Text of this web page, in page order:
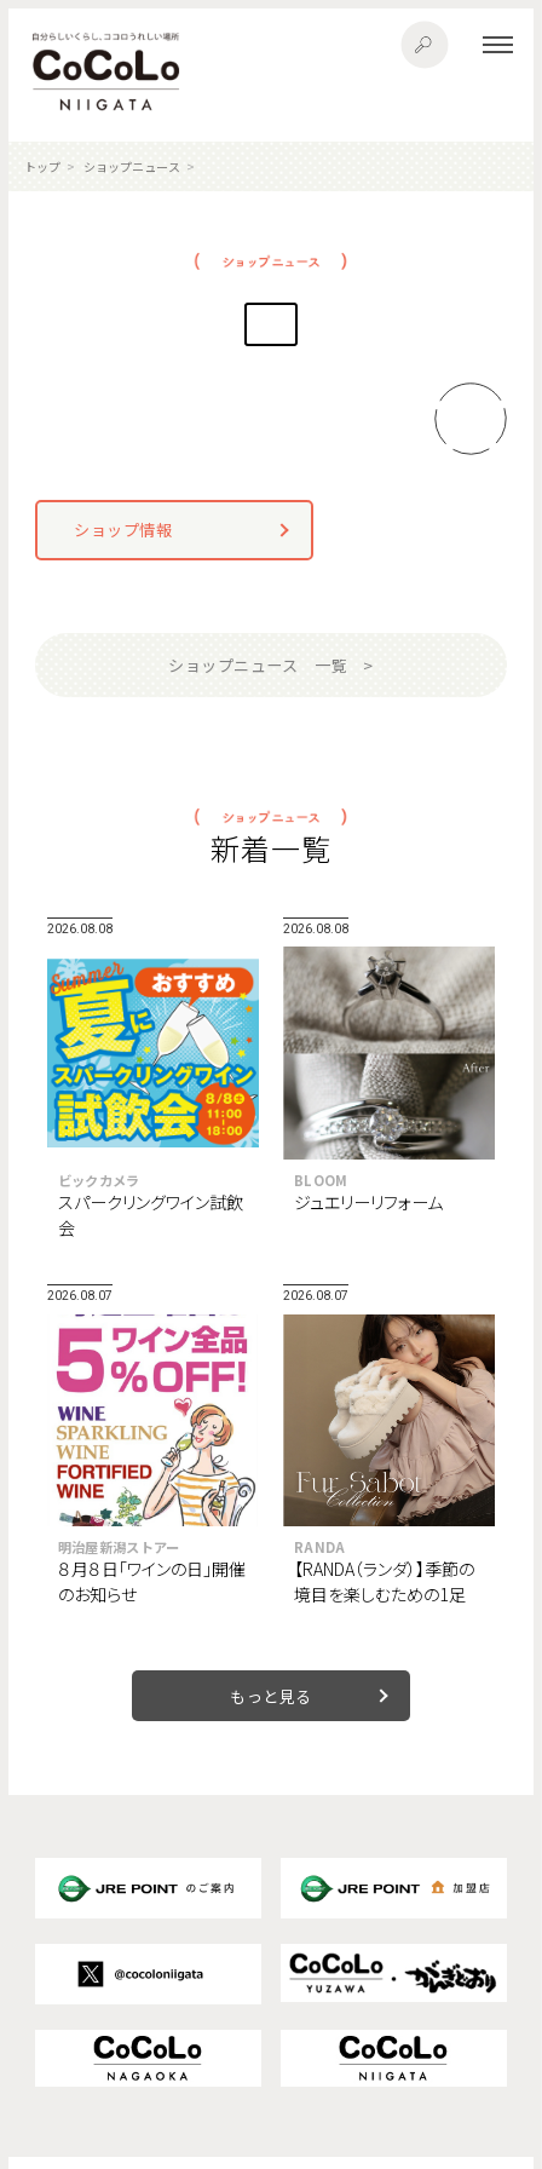
トップ ショップニュース
ショップ情報
ショップニュース 一覧
新着一覧
2026.08.08
ビックカメラ
スパークリングワイン試飲
会
2026.08.08
BLOOM
ジュエリーリフォーム
2026.08.07
明治屋新潟ストアー
８月８日「ワインの日」開催
のお知らせ
2026.08.07
RANDA
【RANDA（ランダ）】季節の
境目を楽しむための1足
もっと見る